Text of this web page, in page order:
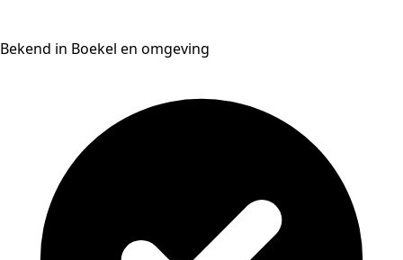
Bekend in Boekel en omgeving